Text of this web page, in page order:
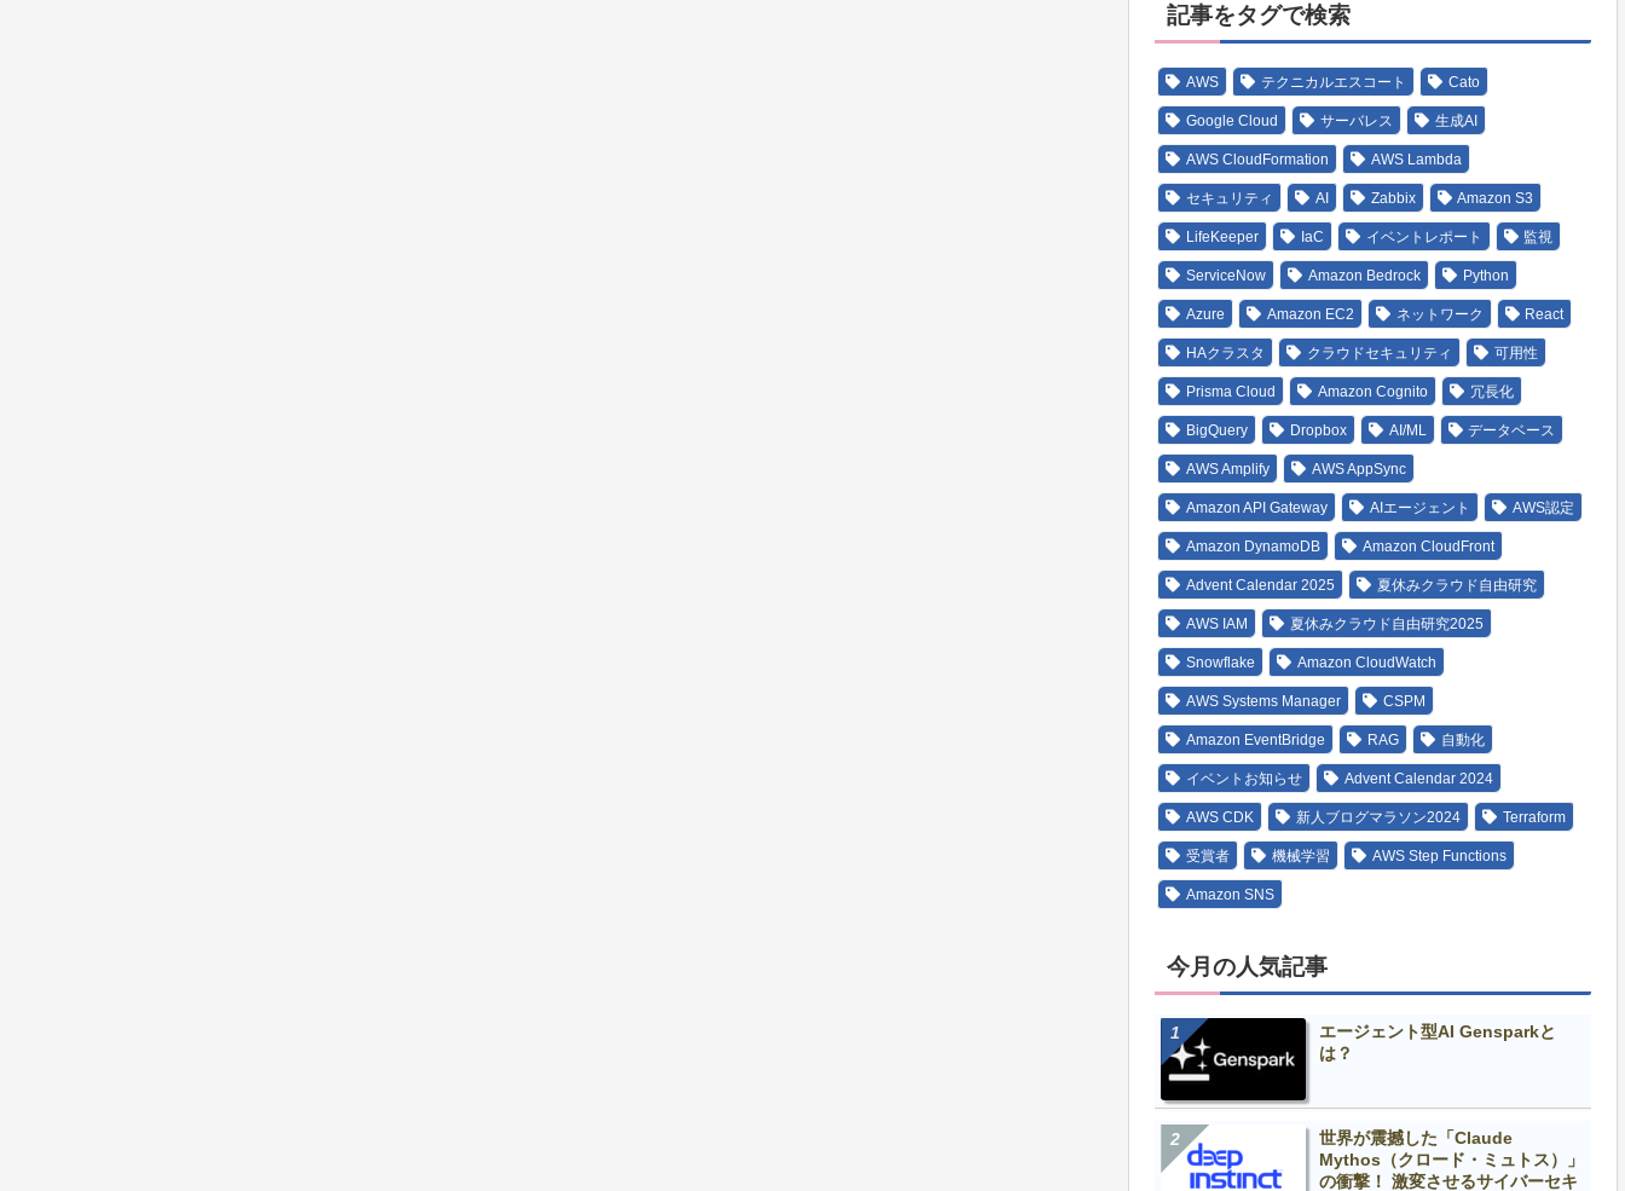
記事をタグで検索
AWS テクニカルエスコート Cato
Google Cloud サーバレス 生成AI
AWS CloudFormation AWS Lambda
セキュリティ AI Zabbix Amazon S3
LifeKeeper IaC イベントレポート 監視
ServiceNow Amazon Bedrock Python
Azure Amazon EC2 ネットワーク React
HAクラスタ クラウドセキュリティ 可用性
Prisma Cloud Amazon Cognito 冗長化
BigQuery Dropbox AI/ML データベース
AWS Amplify AWS AppSync
Amazon API Gateway AIエージェント AWS認定
Amazon DynamoDB Amazon CloudFront
Advent Calendar 2025 夏休みクラウド自由研究
AWS IAM 夏休みクラウド自由研究2025
Snowflake Amazon CloudWatch
AWS Systems Manager CSPM
Amazon EventBridge RAG 自動化
イベントお知らせ Advent Calendar 2024
AWS CDK 新人ブログマラソン2024 Terraform
受賞者 機械学習 AWS Step Functions
Amazon SNS
今月の人気記事
エージェント型AI Gensparkと
は？
世界が震撼した「Claude
Mythos（クロード・ミュトス）」
の衝撃！ 激変させるサイバーセキ